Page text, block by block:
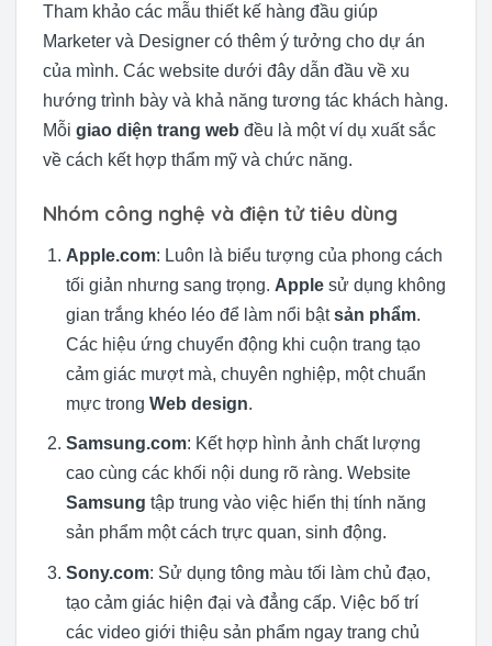
Tham khảo các mẫu thiết kế hàng đầu giúp
Marketer và Designer có thêm ý tưởng cho dự án
của mình. Các website dưới đây dẫn đầu về xu
hướng trình bày và khả năng tương tác khách hàng.
Mỗi giao diện trang web đều là một ví dụ xuất sắc
về cách kết hợp thẩm mỹ và chức năng.
Nhóm công nghệ và điện tử tiêu dùng
Apple.com: Luôn là biểu tượng của phong cách
tối giản nhưng sang trọng. Applesử dụng không
gian trắng khéo léo để làm nổi bậtsản phẩm.
Các hiệu ứng chuyển động khi cuộn trang tạo
cảm giác mượt mà, chuyên nghiệp, một chuẩn
mực trong Web design.
Samsung.com: Kết hợp hình ảnh chất lượng
cao cùng các khối nội dung rõ ràng. Website
Samsung tập trung vào việc hiển thị tính năng
sản phẩm một cách trực quan, sinh động.
Sony.com: Sử dụng tông màu tối làm chủ đạo,
tạo cảm giác hiện đại và đẳng cấp. Việc bố trí
các video giới thiệu sản phẩm ngay trang chủ